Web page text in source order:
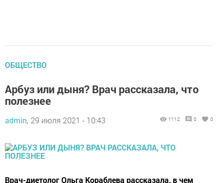
ОБЩЕСТВО
Арбуз или дыня? Врач рассказала, что
полезнее
admin, 29 июля 2021 - 10:43 1112 0 0
Врач-диетолог Ольга Кораблева рассказала, в чем